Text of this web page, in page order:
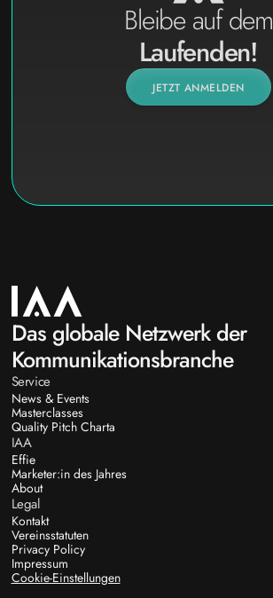
Bleibe auf dem
Laufenden!
JETZT ANMELDEN
Das globale Netzwerk der
Kommunikationsbranche
Service
News & Events
Masterclasses
Quality Pitch Charta
IAA
Effie
Marketer:in des Jahres
About
Legal
Kontakt
Vereinsstatuten
Privacy Policy
Impressum
Cookie-Einstellungen